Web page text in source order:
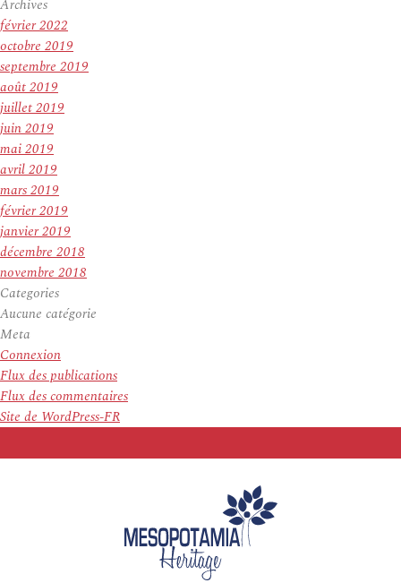
Archives
février 2022
octobre 2019
septembre 2019
août 2019
juillet 2019
juin 2019
mai 2019
avril 2019
mars 2019
février 2019
janvier 2019
décembre 2018
novembre 2018
Categories
Aucune catégorie
Meta
Connexion
Flux des publications
Flux des commentaires
Site de WordPress-FR